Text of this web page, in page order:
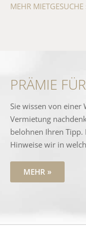
MEHR MIETGESUCHE
PRÄMIE FÜR
Sie wissen von einer
Vermietung
belohnen Ihren Tipp.
Hinweise wir in
MEHR »